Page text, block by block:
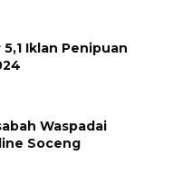
Iklan Penipuan
Waspadai
Soceng